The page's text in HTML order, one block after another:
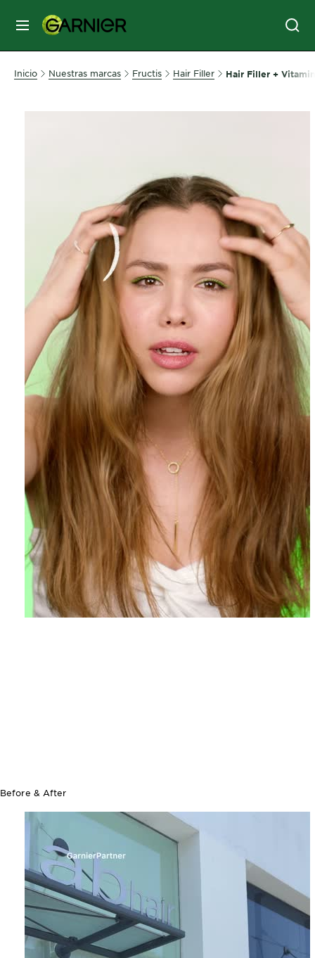
MENÚ
SKIN
SERVICES
TOOLS
EXPLORE
About
Garnier
Key
Ingredients
Greener
Beauty
Garnier
Offers
Cruelty
Free
Inicio Nuestras marcas Fructis Hair Filler Hair Filler +
Before & After